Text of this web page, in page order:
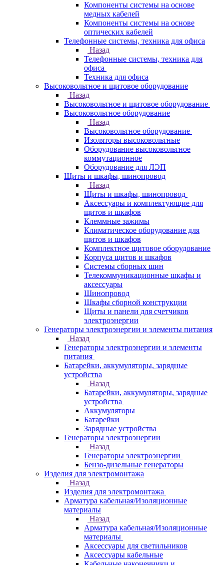
Компоненты системы на основе
медных кабелей
Компоненты системы на основе
оптических кабелей
Телефонные системы, техника для офиса
Назад
Телефонные системы, техника для
офиса
Техника для офиса
Высоковольтное и щитовое оборудование
Назад
Высоковольтное и щитовое оборудование
Высоковольтное оборудование
Назад
Высоковольтное оборудование
Изоляторы высоковольтные
Оборудование высоковольтное
коммутационное
Оборудование для ЛЭП
Щиты и шкафы, шинопровод
Назад
Щиты и шкафы, шинопровод
Аксессуары и комплектующие для
щитов и шкафов
Клеммные зажимы
Климатическое оборудование для
щитов и шкафов
Комплектное щитовое оборудование
Корпуса щитов и шкафов
Системы сборных шин
Телекоммуникационные шкафы и
аксессуары
Шинопровод
Шкафы сборной конструкции
Щиты и панели для счетчиков
электроэнергии
Генераторы электроэнергии и элементы питания
Назад
Генераторы электроэнергии и элементы
питания
Батарейки, аккумуляторы, зарядные
устройства
Назад
Батарейки, аккумуляторы, зарядные
устройства
Аккумуляторы
Батарейки
Зарядные устройства
Генераторы электроэнергии
Назад
Генераторы электроэнергии
Бензо-дизельные генераторы
Изделия для электромонтажа
Назад
Изделия для электромонтажа
Арматура кабельная/Изоляционные
материалы
Назад
Арматура кабельная/Изоляционные
материалы
Аксессуары для светильников
Аксессуары кабельные